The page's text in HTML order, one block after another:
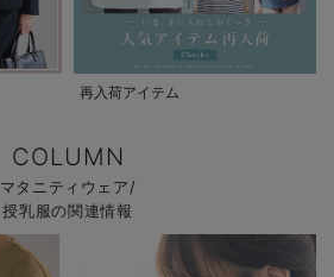
再入荷アイテム
COLUMN
マタニティウェア/
授乳服の関連情報